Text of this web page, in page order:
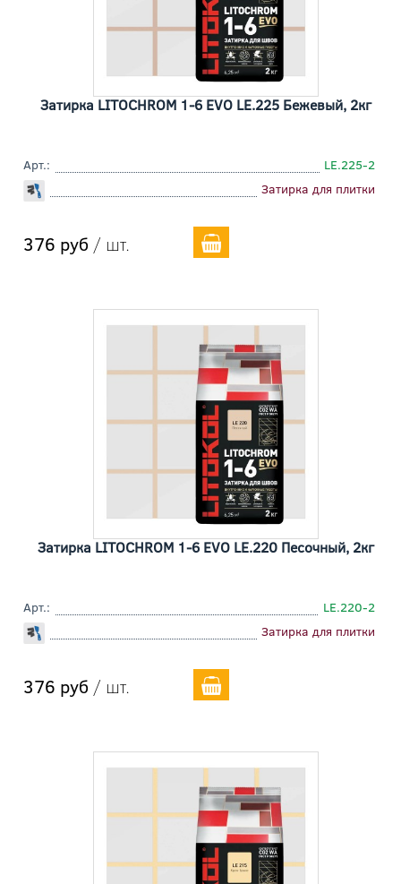
Затирка LITOCHROM 1-6 EVO LE.225 Бежевый, 2кг
Арт.:
LE.225-2
Затирка для плитки
376 руб / шт.
Затирка LITOCHROM 1-6 EVO LE.220 Песочный, 2кг
Арт.:
LE.220-2
Затирка для плитки
376 руб / шт.